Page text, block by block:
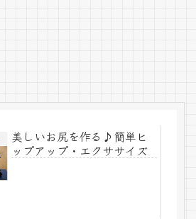
美しいお尻を作る♪簡単ヒ
ップアップ・エクササイズ